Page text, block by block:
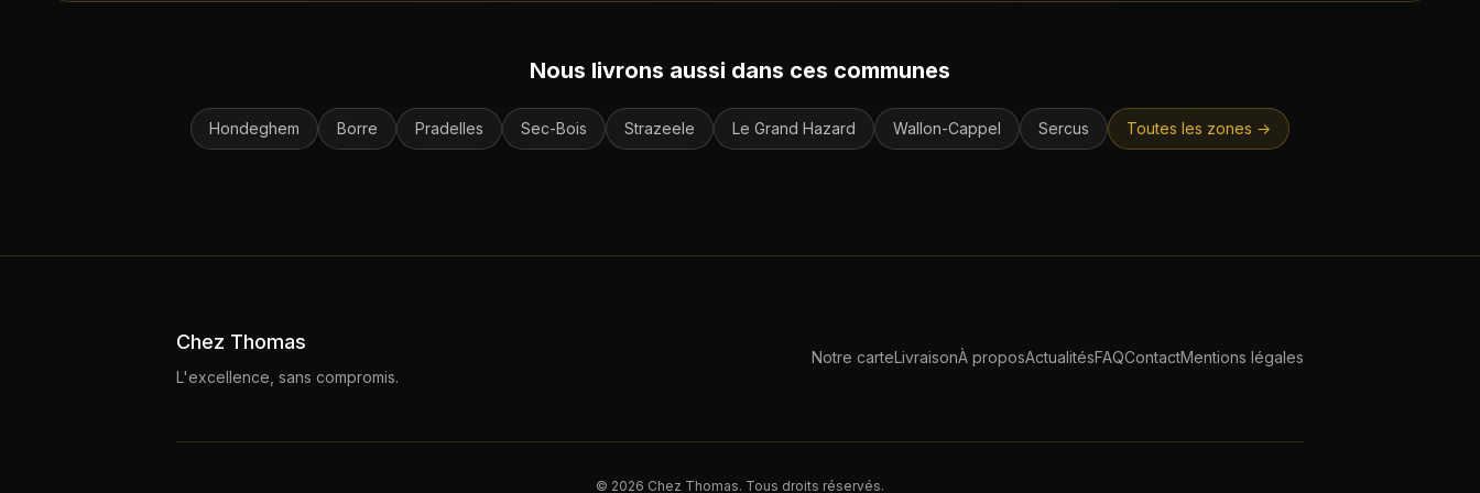
Nous livrons aussi dans ces communes
Hondeghem Borre Pradelles Sec-Bois Strazeele Le Grand Hazard Wallon-Cappel Sercus Toutes les zones →
Chez Thomas
L'excellence, sans compromis.
Notre carteLivraisonÀ proposActualitésFAQContactMentions légales
© 2026 Chez Thomas. Tous droits réservés.